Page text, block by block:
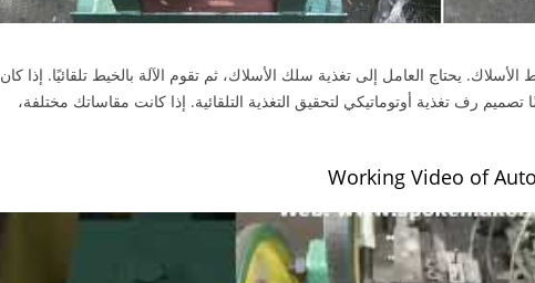
يحتاج العامل إلى تغذية سلك الأسلاك، ثم تقوم الآلة بالخيط تلقائيًا. إذا كان
رف تغذية أوتوماتيكي لتحقيق التغذية التلقائية. إذا كانت مقاساتك مختلفة،
Working Video of